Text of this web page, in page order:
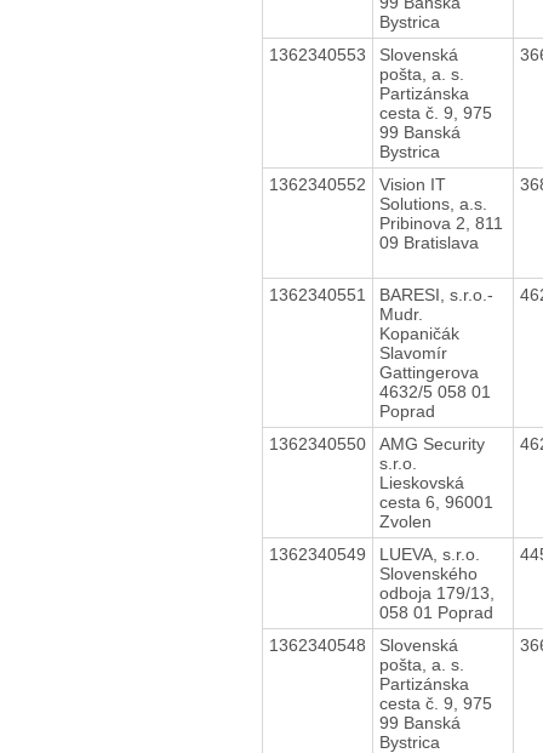
Bystrica
1362340553
Slovenská
pošta, a. s.
Partizánska
cesta č. 9, 975
99 Banská
Bystrica
1362340552
Vision IT
Solutions, a.s.
Pribinova 2, 811
09 Bratislava
1362340551
BARESI, s.r.o.-
Mudr.
Kopaničák
Slavomír
Gattingerova
4632/5 058 01
Poprad
1362340550
AMG Security
s.r.o.
Lieskovská
cesta 6, 96001
Zvolen
1362340549
LUEVA, s.r.o.
Slovenského
odboja 179/13,
058 01 Poprad
1362340548
Slovenská
pošta, a. s.
Partizánska
cesta č. 9, 975
99 Banská
Bystrica